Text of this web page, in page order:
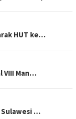
HUT ke…
VIII Man…
Sulawesi …